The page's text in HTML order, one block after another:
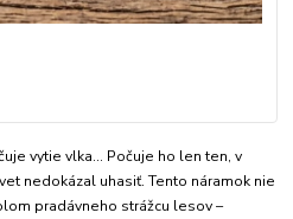
vytie vlka... Počuje ho len ten, v
nedokázal uhasiť. Tento náramok nie
pradávneho strážcu lesov –